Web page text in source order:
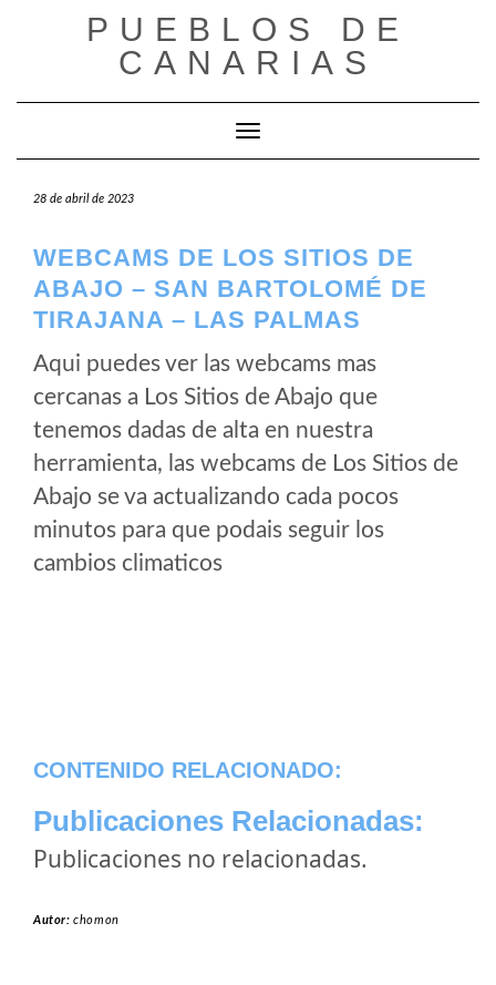
PUEBLOS DE
CANARIAS
Cambiar modo de navegación
28 de abril de 2023
WEBCAMS DE LOS SITIOS DE
ABAJO – SAN BARTOLOMÉ DE
TIRAJANA – LAS PALMAS
Aqui puedes ver las webcams mas
cercanas a Los Sitios de Abajo que
tenemos dadas de alta en nuestra
herramienta, las webcams de Los Sitios de
Abajo se va actualizando cada pocos
minutos para que podais seguir los
cambios climaticos
CONTENIDO RELACIONADO:
Publicaciones Relacionadas:
Publicaciones no relacionadas.
Autor:chomon